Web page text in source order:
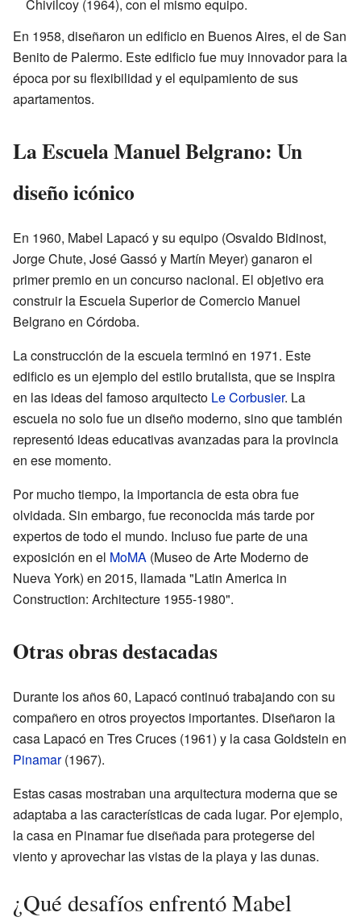
Chivilcoy (1964), con el mismo equipo.
En 1958, diseñaron un edificio en Buenos Aires, el de San
Benito de Palermo. Este edificio fue muy innovador para la
época por su flexibilidad y el equipamiento de sus
apartamentos.
La Escuela Manuel Belgrano: Un
diseño icónico
En 1960, Mabel Lapacó y su equipo (Osvaldo Bidinost,
Jorge Chute, José Gassó y Martín Meyer) ganaron el
primer premio en un concurso nacional. El objetivo era
construir la Escuela Superior de Comercio Manuel
Belgrano en Córdoba.
La construcción de la escuela terminó en 1971. Este
edificio es un ejemplo del estilo brutalista, que se inspira
en las ideas del famoso arquitecto Le Corbusier. La
escuela no solo fue un diseño moderno, sino que también
representó ideas educativas avanzadas para la provincia
en ese momento.
Por mucho tiempo, la importancia de esta obra fue
olvidada. Sin embargo, fue reconocida más tarde por
expertos de todo el mundo. Incluso fue parte de una
exposición en el MoMA (Museo de Arte Moderno de
Nueva York) en 2015, llamada "Latin America in
Construction: Architecture 1955-1980".
Otras obras destacadas
Durante los años 60, Lapacó continuó trabajando con su
compañero en otros proyectos importantes. Diseñaron la
casa Lapacó en Tres Cruces (1961) y la casa Goldstein en
Pinamar(1967).
Estas casas mostraban una arquitectura moderna que se
adaptaba a las características de cada lugar. Por ejemplo,
la casa en Pinamar fue diseñada para protegerse del
viento y aprovechar las vistas de la playa y las dunas.
¿Qué desafíos enfrentó Mabel